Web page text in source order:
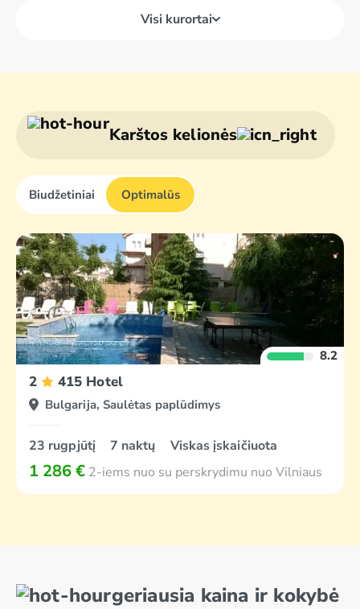
Visi kurortai
Saulėtas
paplūdimysKarštos kelionės
Biudžetiniai Optimalūs
8.2
2 415 Hotel
Bulgarija, Saulėtas paplūdimys
23 rugpjūtį 7 naktų Viskas įskaičiuota
1 286 € 2-iems nuo su perskrydimu nuo Vilniaus
geriausia kaina ir kokybė